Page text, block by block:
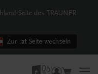
Seite des TRAUNER
Zur .at Seite wechseln